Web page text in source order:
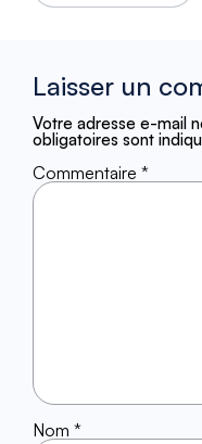
Laisser un
Votre adresse e-mail
obligatoires sont
Commentaire *
Nom *